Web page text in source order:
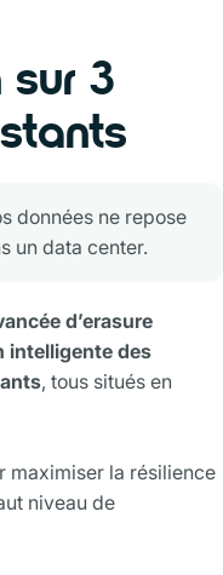
3
données ne repose
un data center.
d’erasure
intelligente des
, tous situés en
maximiser la résilience
niveau de